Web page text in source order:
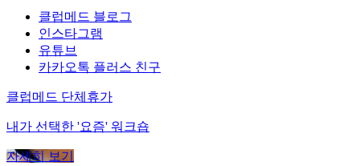
클럽메드 블로그
인스타그램
유튜브
카카오톡 플러스 친구
클럽메드 단체휴가
내가 선택한 '요즘' 워크숍
자세히 보기